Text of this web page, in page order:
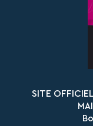
SITE